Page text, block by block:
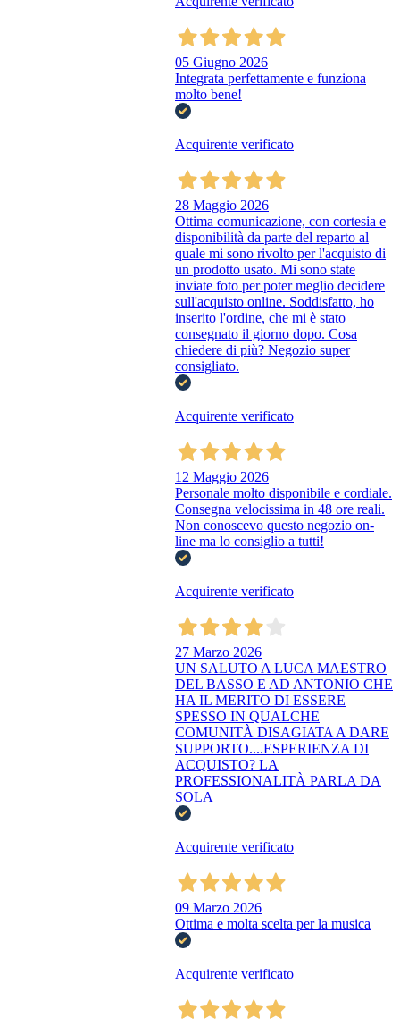
05 Giugno 2026
Integrata perfettamente e funziona
molto bene!
Acquirente verificato
28 Maggio 2026
Ottima comunicazione, con cortesia e
disponibilità da parte del reparto al
quale mi sono rivolto per l'acquisto di
un prodotto usato. Mi sono state
inviate foto per poter meglio decidere
sull'acquisto online. Soddisfatto, ho
inserito l'ordine, che mi è stato
consegnato il giorno dopo. Cosa
chiedere di più? Negozio super
consigliato.
Acquirente verificato
12 Maggio 2026
Personale molto disponibile e cordiale.
Consegna velocissima in 48 ore reali.
Non conoscevo questo negozio on-
line ma lo consiglio a tutti!
Acquirente verificato
27 Marzo 2026
UN SALUTO A LUCA MAESTRO
DEL BASSO E AD ANTONIO CHE
HA IL MERITO DI ESSERE
SPESSO IN QUALCHE
COMUNITÀ DISAGIATA A DARE
SUPPORTO....ESPERIENZA DI
ACQUISTO? LA
PROFESSIONALITÀ PARLA DA
SOLA
Acquirente verificato
09 Marzo 2026
Ottima e molta scelta per la musica
Acquirente verificato